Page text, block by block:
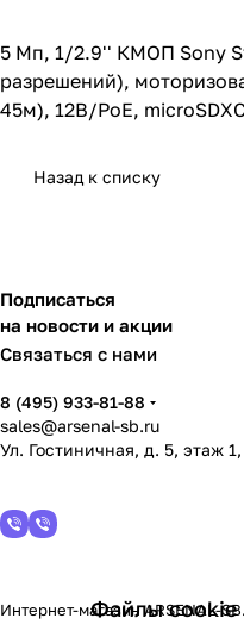
5 Мп, 1/2.9'' КМОП Sony
разрешений),
45м), 12B/PoE,
Назад к списку
Подписаться
на новости и акции
Связаться с нами
8 (495) 933-81-88
sales@arsenal-sb.ru
Ул. Гостиничная, д. 5, этаж
Интернет-магазин ARSENAL-
Файлы cookie